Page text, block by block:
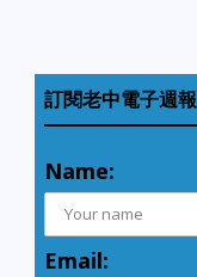
訂閱老中電子週報
Name:
Email: